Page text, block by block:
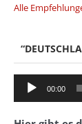
Alle
Audio-
Player
00:00